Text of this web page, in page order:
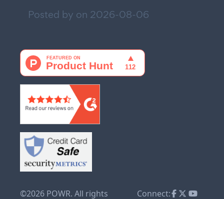
Posted by on 2026-08-06
©2026 POWR. All rights Connect: